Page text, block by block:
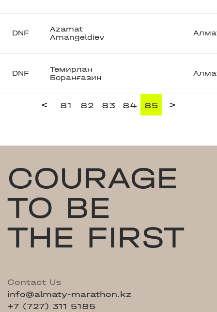
DNF
Azamat
Amangeldiev
DNF
Темирлан
Боранғазин
< 81 82 83 84 85 >
COURAGE
TO BE
THE FIRST
Contact Us
info@almaty-marathon.kz
+7 (727) 311 5185